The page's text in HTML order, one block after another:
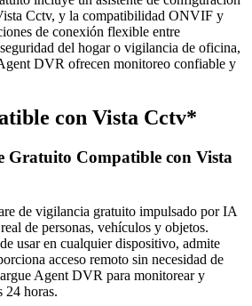
Cctv, y la compatibilidad ONVIF y
de conexión flexible entre
del hogar o vigilancia de oficina,
DVR ofrecen monitoreo confiable y
con Vista Cctv*
Gratuito Compatible con Vista
de vigilancia gratuito impulsado por IA
de personas, vehículos y objetos.
usar en cualquier dispositivo, admite
acceso remoto sin necesidad de
Agent DVR para monitorear y
24 horas.